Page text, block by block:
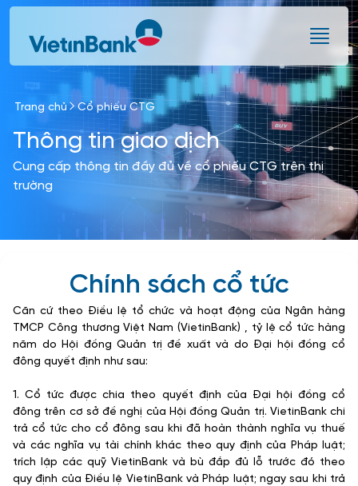
Skip to Main Content
Trang chủ Cổ phiếu CTG
Thông tin giao dịch
Cung cấp thông tin đầy đủ về cổ phiếu CTG trên thị
trường
Chính sách cổ tức
Căn cứ theo Điều lệ tổ chức và hoạt động của Ngân hàng
TMCP Công thương Việt Nam (VietinBank) , tỷ lệ cổ tức hàng
năm do Hội đồng Quản trị đề xuất và do Đại hội đồng cổ
đông quyết định như sau:
1. Cổ tức được chia theo quyết định của Đại hội đồng cổ
đông trên cơ sở đề nghị của Hội đồng Quản trị. VietinBank chi
trả cổ tức cho cổ đông sau khi đã hoàn thành nghĩa vụ thuế
và các nghĩa vụ tài chính khác theo quy định của Pháp luật;
trích lập các quỹ VietinBank và bù đắp đủ lỗ trước đó theo
quy định của Điều lệ VietinBank và Pháp luật; ngay sau khi trả